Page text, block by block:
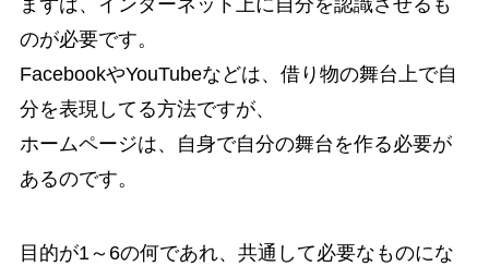
まずは、インターネット上に自分を認識させるも
のが必要です。
FacebookやYouTubeなどは、借り物の舞台上で自
分を表現してる方法ですが、
ホームページは、自身で自分の舞台を作る必要が
あるのです。
目的が1～6の何であれ、共通して必要なものにな